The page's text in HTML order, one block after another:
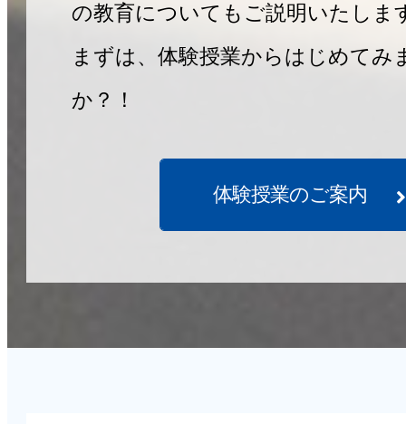
の教育についてもご説明いたしま
まずは、体験授業からはじめてみ
か？！
体験授業のご案内